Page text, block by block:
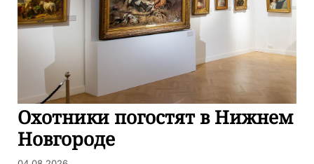
Охотники погостят в Нижнем
Новгороде